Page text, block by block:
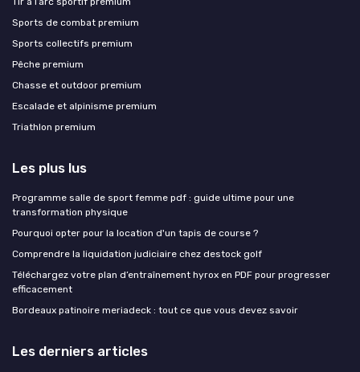
Sports de combat premium
Sports collectifs premium
Pêche premium
Chasse et outdoor premium
Escalade et alpinisme premium
Triathlon premium
Les plus lus
Programme salle de sport femme pdf : guide ultime pour une
transformation physique
Pourquoi opter pour la location d'un tapis de course ?
Comprendre la liquidation judiciaire chez destock golf
Téléchargez votre plan d’entraînement hyrox en PDF pour progresser
efficacement
Bordeaux patinoire meriadeck : tout ce que vous devez savoir
Les derniers articles